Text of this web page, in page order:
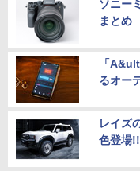
ソニー
まとめ
「
るオー
レイズ
色登場!!